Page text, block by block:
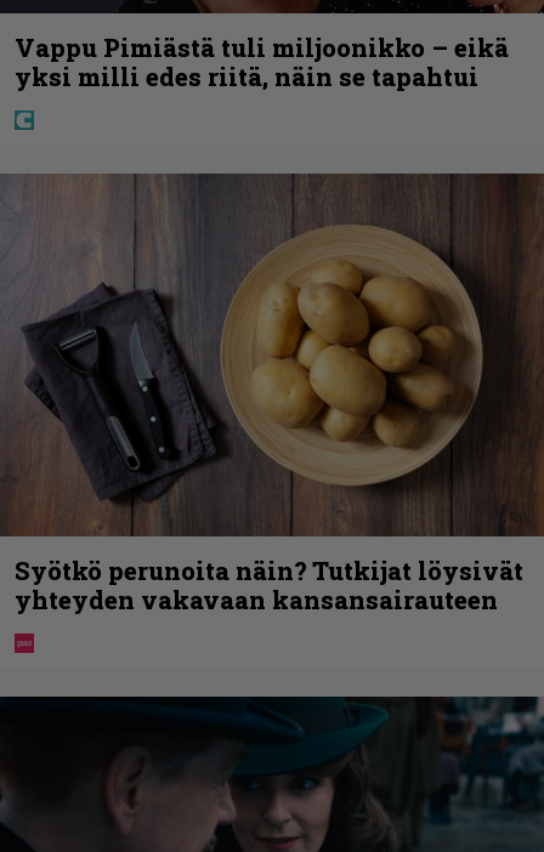
Vappu Pimiästä tuli miljoonikko – eikä
yksi milli edes riitä, näin se tapahtui
Syötkö perunoita näin? Tutkijat löysivät
yhteyden vakavaan kansansairauteen